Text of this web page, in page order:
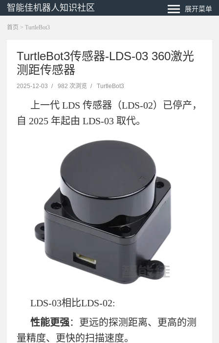
智能佳机器人知识社区 展开菜单
首页 > TurtleBot3
TurtleBot3传感器-LDS-03 360激光
测距传感器
2025-12-03 / 982 次浏览 / TurtleBot3
上一代 LDS 传感器（LDS-02）已停产，
自 2025 年起由 LDS-03 取代。
LDS-03相比LDS-02:
性能更强：更远的探测距离、更高的测
量精度、更快的扫描速度。